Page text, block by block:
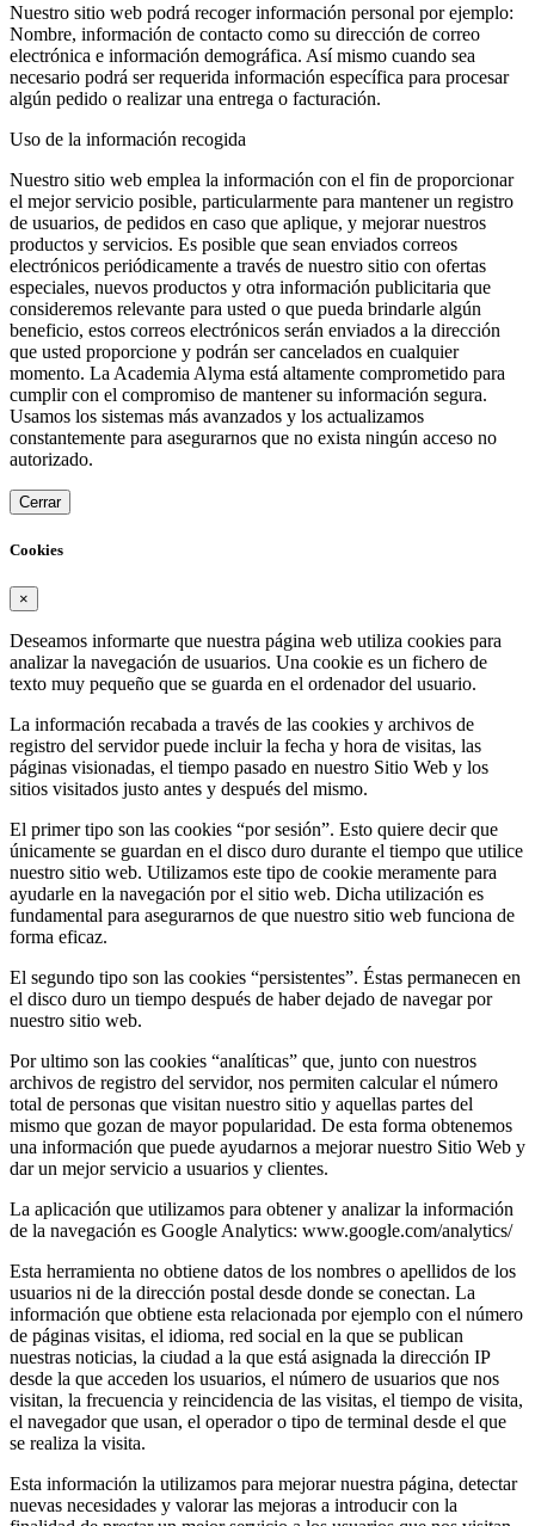
Nuestro sitio web podrá recoger información personal por ejemplo:
Nombre, información de contacto como su dirección de correo
electrónica e información demográfica. Así mismo cuando sea
necesario podrá ser requerida información específica para procesar
algún pedido o realizar una entrega o facturación.
Uso de la información recogida
Nuestro sitio web emplea la información con el fin de proporcionar
el mejor servicio posible, particularmente para mantener un registro
de usuarios, de pedidos en caso que aplique, y mejorar nuestros
productos y servicios. Es posible que sean enviados correos
electrónicos periódicamente a través de nuestro sitio con ofertas
especiales, nuevos productos y otra información publicitaria que
consideremos relevante para usted o que pueda brindarle algún
beneficio, estos correos electrónicos serán enviados a la dirección
que usted proporcione y podrán ser cancelados en cualquier
momento. La Academia Alyma está altamente comprometido para
cumplir con el compromiso de mantener su información segura.
Usamos los sistemas más avanzados y los actualizamos
constantemente para asegurarnos que no exista ningún acceso no
autorizado.
Cerrar
Cookies
×
Deseamos informarte que nuestra página web utiliza cookies para
analizar la navegación de usuarios. Una cookie es un fichero de
texto muy pequeño que se guarda en el ordenador del usuario.
La información recabada a través de las cookies y archivos de
registro del servidor puede incluir la fecha y hora de visitas, las
páginas visionadas, el tiempo pasado en nuestro Sitio Web y los
sitios visitados justo antes y después del mismo.
El primer tipo son las cookies “por sesión”. Esto quiere decir que
únicamente se guardan en el disco duro durante el tiempo que utilice
nuestro sitio web. Utilizamos este tipo de cookie meramente para
ayudarle en la navegación por el sitio web. Dicha utilización es
fundamental para asegurarnos de que nuestro sitio web funciona de
forma eficaz.
El segundo tipo son las cookies “persistentes”. Éstas permanecen en
el disco duro un tiempo después de haber dejado de navegar por
nuestro sitio web.
Por ultimo son las cookies “analíticas” que, junto con nuestros
archivos de registro del servidor, nos permiten calcular el número
total de personas que visitan nuestro sitio y aquellas partes del
mismo que gozan de mayor popularidad. De esta forma obtenemos
una información que puede ayudarnos a mejorar nuestro Sitio Web y
dar un mejor servicio a usuarios y clientes.
La aplicación que utilizamos para obtener y analizar la información
de la navegación es Google Analytics: www.google.com/analytics/
Esta herramienta no obtiene datos de los nombres o apellidos de los
usuarios ni de la dirección postal desde donde se conectan. La
información que obtiene esta relacionada por ejemplo con el número
de páginas visitas, el idioma, red social en la que se publican
nuestras noticias, la ciudad a la que está asignada la dirección IP
desde la que acceden los usuarios, el número de usuarios que nos
visitan, la frecuencia y reincidencia de las visitas, el tiempo de visita,
el navegador que usan, el operador o tipo de terminal desde el que
se realiza la visita.
Esta información la utilizamos para mejorar nuestra página, detectar
nuevas necesidades y valorar las mejoras a introducir con la